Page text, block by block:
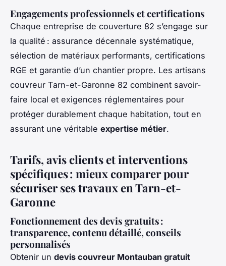
Engagements professionnels et certifications
Chaque entreprise de couverture 82 s’engage sur
la qualité : assurance décennale systématique,
sélection de matériaux performants, certifications
RGE et garantie d’un chantier propre. Les artisans
couvreur Tarn-et-Garonne 82 combinent savoir-
faire local et exigences réglementaires pour
protéger durablement chaque habitation, tout en
assurant une véritable expertise métier.
Tarifs, avis clients et interventions
spécifiques : mieux comparer pour
sécuriser ses travaux en Tarn-et-
Garonne
Fonctionnement des devis gratuits :
transparence, contenu détaillé, conseils
personnalisés
Obtenir un devis couvreur Montauban gratuit